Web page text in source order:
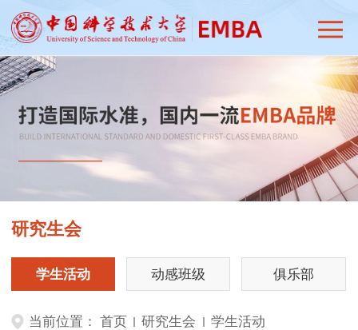
研究生会
学生活动 动感班级 俱乐部
当前位置： 首页 研究生会 学生活动